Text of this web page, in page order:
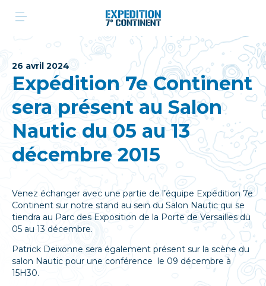
26 avril 2024
Expédition 7e Continent
sera présent au Salon
Nautic du 05 au 13
décembre 2015
Venez échanger avec une partie de l’équipe Expédition 7e
Continent sur notre stand au sein du Salon Nautic qui se
tiendra au Parc des Exposition de la Porte de Versailles du
05 au 13 décembre.
Patrick Deixonne sera également présent sur la scène du
salon Nautic pour une conférence le 09 décembre à
15H30.